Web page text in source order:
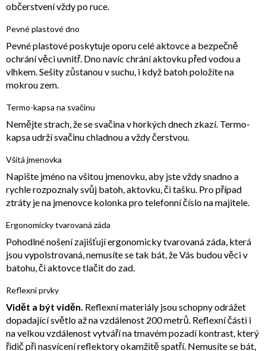
občerstvení vždy po ruce.
Pevné plastové dno
Pevné plastové poskytuje oporu celé aktovce a bezpečně
ochrání věci uvnitř. Dno navíc chrání aktovku před vodou a
vlhkem. Sešity zůstanou v suchu, i když batoh položíte na
mokrou zem.
Termo-kapsa na svačinu
Nemějte strach, že se svačina v horkých dnech zkazí. Termo-
kapsa udrží svačinu chladnou a vždy čerstvou.
Všitá jmenovka
Napište jméno na všitou jmenovku, aby jste vždy snadno a
rychle rozpoznaly svůj batoh, aktovku, či tašku. Pro případ
ztráty je na jmenovce kolonka pro telefonní číslo na majitele.
Ergonomicky tvarovaná záda
Pohodlné nošení zajišťují ergonomicky tvarovaná záda, která
jsou vypolstrovaná, nemusíte se tak bát, že Vás budou věci v
batohu, či aktovce tlačit do zad.
Reflexní prvky
Vidět a být viděn. Reflexní materiály jsou schopny odrážet
dopadající světlo až na vzdálenost 200 metrů. Reflexní části i
na velkou vzdálenost vytváří na tmavém pozadí kontrast, který
řidič při nasvícení reflektory okamžitě spatří. Nemusíte se bát,